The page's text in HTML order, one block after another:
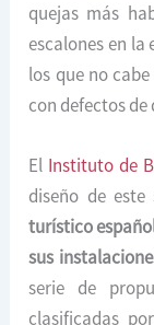
quejas más
escalones en la
los que no
con defectos
El Instituto de
diseño de
turístico
sus
serie de
clasificadas